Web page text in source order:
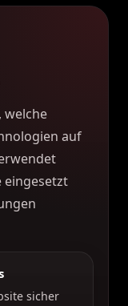
welche
auf
eingesetzt
sicher